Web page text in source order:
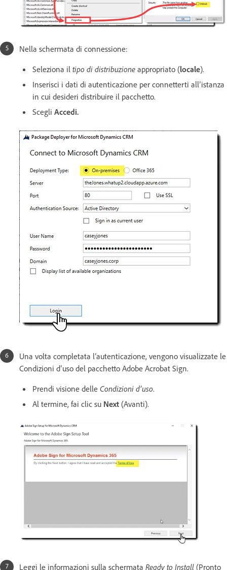
Nella schermata di connessione:
Seleziona il tipo di distribuzione appropriato (locale).
Inserisci i dati di autenticazione per connetterti all’istanza
in cui desideri distribuire il pacchetto.
Scegli Accedi.
Una volta completata l’autenticazione, vengono visualizzate le
Condizioni d’uso del pacchetto Adobe Acrobat Sign.
Prendi visione delle Condizioni d’uso.
Al termine, fai clic su Next (Avanti).
Leggi le informazioni sulla schermata Ready to Install (Pronto